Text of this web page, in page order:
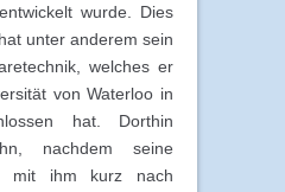
entwickelt wurde. Dies
unter anderem sein
welches er
von Waterloo in
hat. Dorthin
nachdem seine
mit ihm kurz nach